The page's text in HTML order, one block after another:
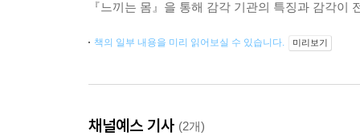
『느끼는 몸』을 통해 감각 기관의 특징과 감각
책의 일부 내용을 미리 읽어보실 수 있습니다. 미리보기
채널예스 기사 (2개)